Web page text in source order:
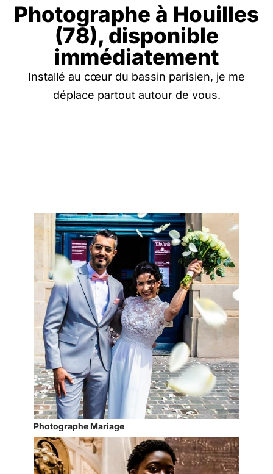
Photographe à Houilles
(78), disponible
immédiatement
Installé au cœur du bassin parisien, je me
déplace partout autour de vous.
Photographe Mariage